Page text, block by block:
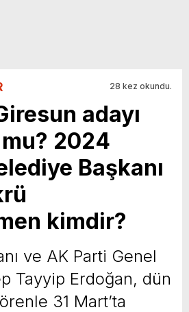
28 kez okundu.
adayı
2024
Başkanı
kimdir?
ve AK Parti Genel
Tayyip Erdoğan, dün
31 Mart’ta